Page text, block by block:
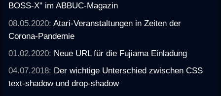
BOSS-X" im ABBUC-Magazin
08.05.2020:Atari-Veranstaltungen in Zeiten der
Corona-Pandemie
01.02.2020: Neue URL für die Fujiama Einladung
04.07.2018: Der wichtige Unterschied zwischen CSS
text-shadow und drop-shadow